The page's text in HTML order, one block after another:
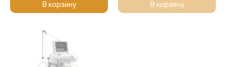
В корзину В корзину